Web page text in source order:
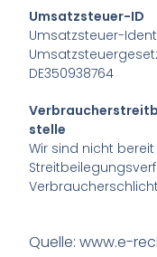
Umsatzsteuer-ID
Umsatzsteuer-
DE350938764
stelle
Wir sind nicht
Quelle: www.e-